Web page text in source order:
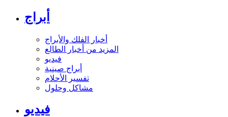
أبراج
أخبار الفلك والأبراج
المزيد من أخبار الطالع
فيديو
أبراج صينية
تفسير الأحلام
مشاكل وحلول
فيديو